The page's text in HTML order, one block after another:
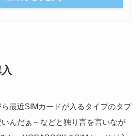
最近SIMカードが入るタイプのタブ
んだぁ～などと独り言を言いなが